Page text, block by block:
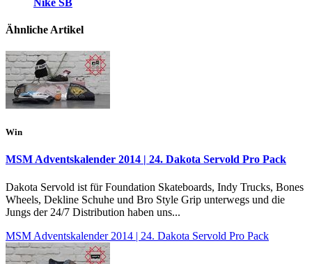
Ähnliche Artikel
Win
MSM Adventskalender 2014 | 24. Dakota Servold Pro Pack
Dakota Servold ist für Foundation Skateboards, Indy Trucks, Bones
Wheels, Dekline Schuhe und Bro Style Grip unterwegs und die
Jungs der 24/7 Distribution haben uns...
MSM Adventskalender 2014 | 24. Dakota Servold Pro Pack